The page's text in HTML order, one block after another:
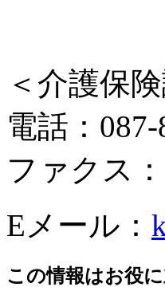
＜介護保
電話：087-
ファクス
Eメール：
この情報はお役